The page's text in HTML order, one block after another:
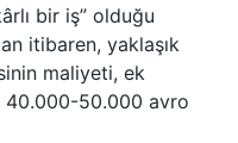
bir iş” olduğu
itibaren, yaklaşık
maliyeti, ek
40.000-50.000 avro